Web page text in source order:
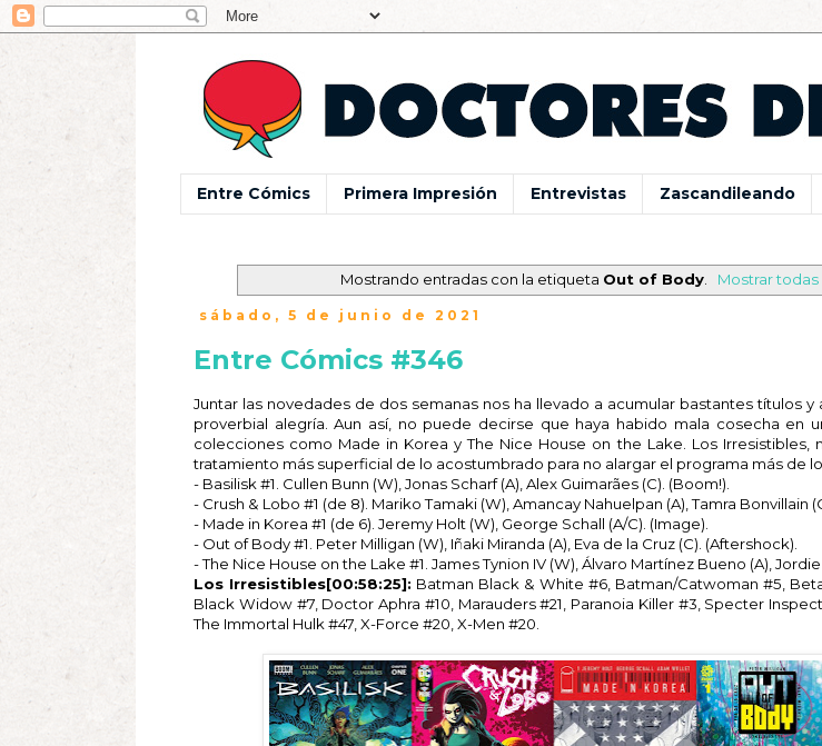
Entre Cómics Primera Impresión Entrevistas Zascandileando
Mostrando entradas con la etiqueta Out of Body Mostrar todas
sábado, 5 de junio de 2021
Entre Cómics #346
Juntar las novedades de dos semanas nos ha llevado a acumular bastantes títulos y
proverbial alegría. Aun así, no puede decirse que haya habido mala cosecha en
colecciones como Made in Korea y The Nice House on the Lake. Los Irresistibles,
tratamiento más superficial de lo acostumbrado para no alargar el programa más de
- Basilisk #1. Cullen Bunn (W), Jonas Scharf (A), Alex Guimarães (C). (Boom!).
- Crush & Lobo #1 (de 8). Mariko Tamaki (W), Amancay Nahuelpan (A), Tamra Bonvillain
- Made in Korea #1 (de 6). Jeremy Holt (W), George Schall (A/C). (Image).
- Out of Body #1. Peter Milligan (W), Iñaki Miranda (A), Eva de la Cruz (C). (Aftershock).
- The Nice House on the Lake #1. James Tynion IV (W), Álvaro Martínez Bueno (A), Jordie
Los Irresistibles[00:58:25]: Batman Black & White #6, Batman/Catwoman #5,
Black Widow #7, Doctor Aphra #10, Marauders #21, Paranoia Killer #3, Specter
The Immortal Hulk #47, X-Force #20, X-Men #20.